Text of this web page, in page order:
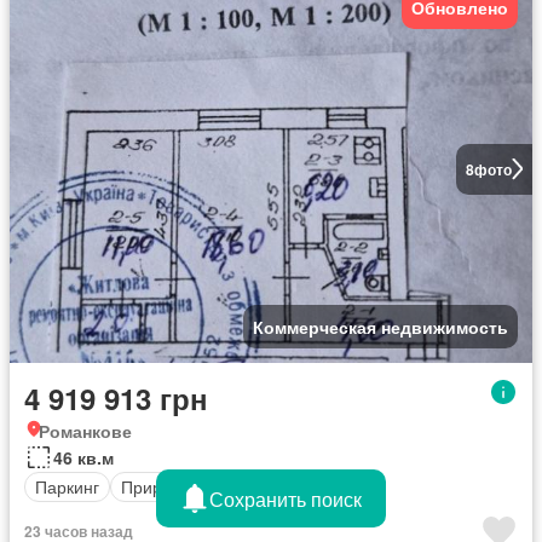
8фото
Обновлено
Коммерческая недвижимость
4 919 913 грн
Романкове
46 кв.м
Паркинг
Природный Газ
23 часов назад
Сохранить поиск